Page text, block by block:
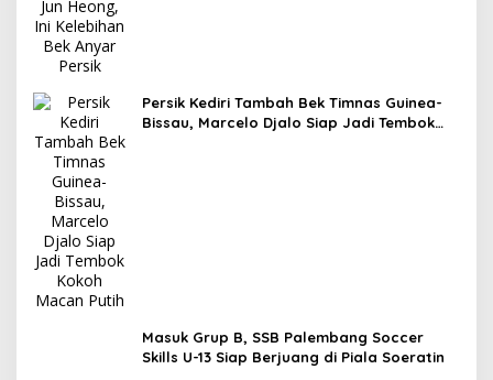
Persik Kediri Tambah Bek Timnas Guinea-
Bissau, Marcelo Djalo Siap Jadi Tembok
Masuk Grup B, SSB Palembang Soccer
Skills U-13 Siap Berjuang di Piala Soeratin